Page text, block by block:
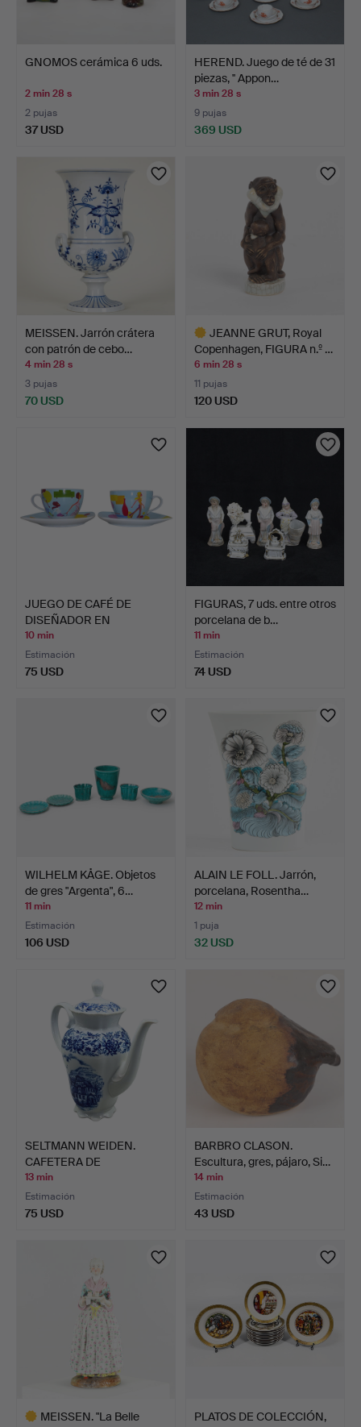
GNOMOS cerámica 6 uds.
2 min 28 s
2 pujas
37 USD
HEREND. Juego de té de 31
piezas, '' Appon…
3 min 28 s
9 pujas
369 USD
MEISSEN. Jarrón crátera
con patrón de cebo…
4 min 28 s
3 pujas
70 USD
JEANNE GRUT, Royal
Copenhagen, FIGURA n.º …
6 min 28 s
11 pujas
120 USD
JUEGO DE CAFÉ DE
DISEÑADOR EN
PORCELANA, F…
10 min
Estimación
75 USD
FIGURAS, 7 uds. entre otros
porcelana de b…
11 min
Estimación
74 USD
WILHELM KÅGE. Objetos
de gres "Argenta", 6…
11 min
Estimación
106 USD
ALAIN LE FOLL. Jarrón,
porcelana, Rosentha…
12 min
1 puja
32 USD
SELTMANN WEIDEN.
CAFETERA DE
PORCELANA DE …
13 min
Estimación
75 USD
BARBRO CLASON.
Escultura, gres, pájaro, Si…
14 min
Estimación
43 USD
MEISSEN. "La Belle
PLATOS DE COLECCIÓN,